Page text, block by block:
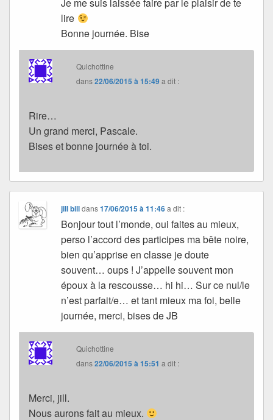
Je me suis laissée faire par le plaisir de te
lire
Bonne journée. Bise
Quichottine
dans22/06/2015 à 15:49a dit :
Rire…
Un grand merci, Pascale.
Bises et bonne journée à toi.
jill billdans17/06/2015 à 11:46 a dit :
Bonjour tout l’monde, oui faites au mieux,
perso l’accord des participes ma bête noire,
bien qu’apprise en classe je doute
souvent… oups ! J’appelle souvent mon
époux à la rescousse… hi hi… Sur ce nul/le
n’est parfait/e… et tant mieux ma foi, belle
journée, merci, bises de JB
Quichottine
dans22/06/2015 à 15:51 a dit :
Merci, jill.
Nous aurons fait au mieux.